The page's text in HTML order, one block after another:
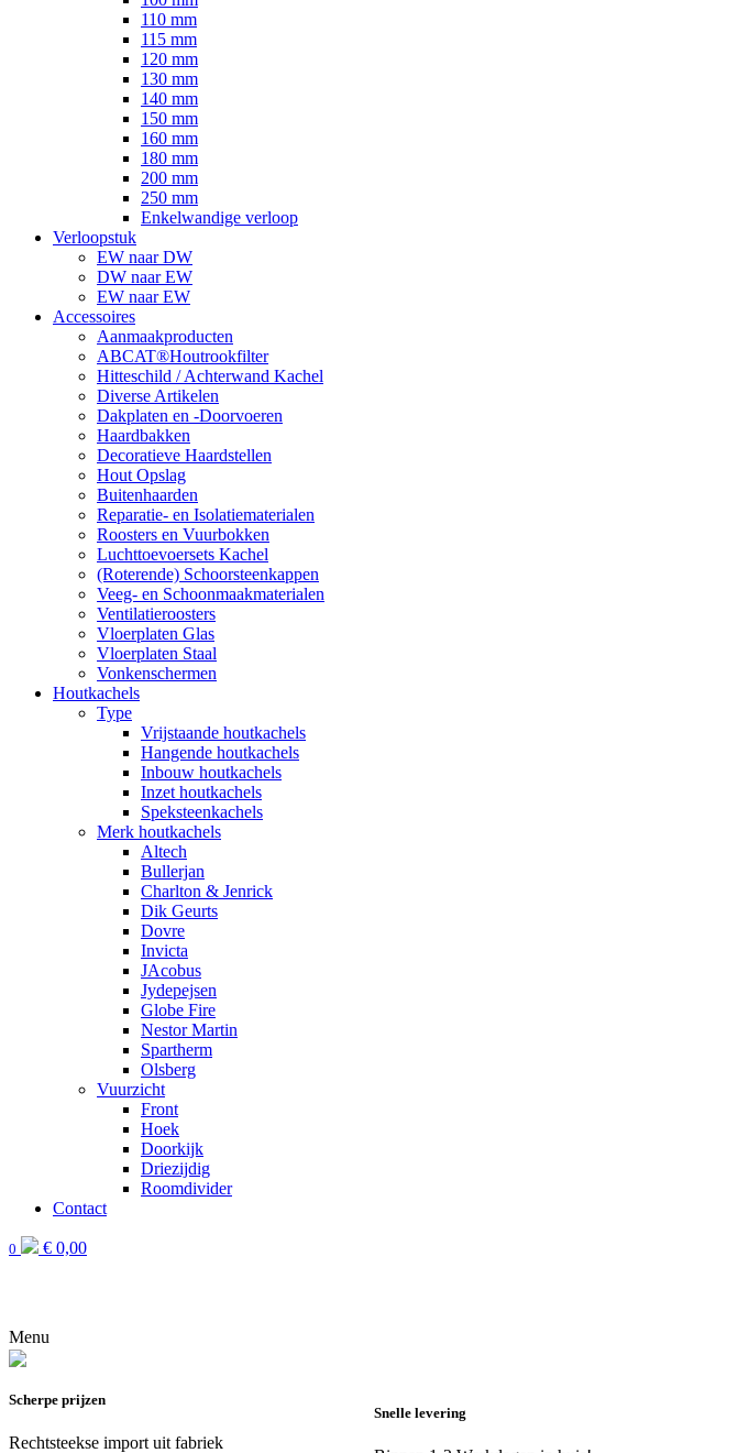
110 mm
115 mm
120 mm
130 mm
140 mm
150 mm
160 mm
180 mm
200 mm
250 mm
Enkelwandige verloop
Verloopstuk
EW naar DW
DW naar EW
EW naar EW
Accessoires
Aanmaakproducten
ABCAT®Houtrookfilter
Hitteschild / Achterwand Kachel
Diverse Artikelen
Dakplaten en -Doorvoeren
Haardbakken
Decoratieve Haardstellen
Hout Opslag
Buitenhaarden
Reparatie- en Isolatiematerialen
Roosters en Vuurbokken
Luchttoevoersets Kachel
(Roterende) Schoorsteenkappen
Veeg- en Schoonmaakmaterialen
Ventilatieroosters
Vloerplaten Glas
Vloerplaten Staal
Vonkenschermen
Houtkachels
Type
Vrijstaande houtkachels
Hangende houtkachels
Inbouw houtkachels
Inzet houtkachels
Speksteenkachels
Merk houtkachels
Altech
Bullerjan
Charlton & Jenrick
Dik Geurts
Dovre
Invicta
JAcobus
Jydepejsen
Globe Fire
Nestor Martin
Spartherm
Olsberg
Vuurzicht
Front
Hoek
Doorkijk
Driezijdig
Roomdivider
Contact
0 € 0,00
Menu
Scherpe prijzen
Rechtsteekse import uit fabriek
Snelle levering